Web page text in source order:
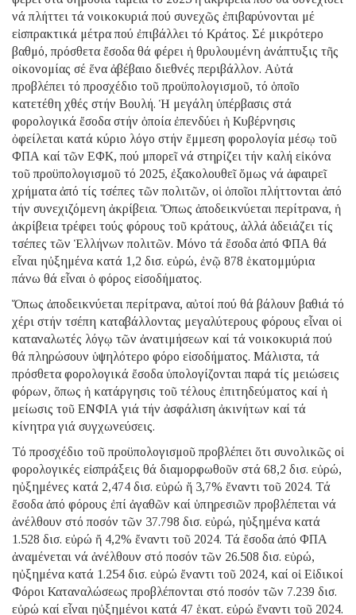
νά πλήττει τά νοικοκυριά πού συνεχῶς ἐπιβαρύνονται μέ
εἰσπρακτικά μέτρα πού ἐπιβάλλει τό Κράτος. Σέ μικρότερο
βαθμό, πρόσθετα ἔσοδα θά φέρει ἡ θρυλουμένη ἀνάπτυξις τῆς
οἰκονομίας σέ ἕνα ἀβέβαιο διεθνές περιβάλλον. Αὐτά
προβλέπει τό προσχέδιο τοῦ προϋπολογισμοῦ, τό ὁποῖο
κατετέθη χθές στήν Βουλή. Ἡ μεγάλη ὑπέρβασις στά
φορολογικά ἔσοδα στήν ὁποία ἐπενδύει ἡ Κυβέρνησις
ὀφείλεται κατά κύριο λόγο στήν ἔμμεση φορολογία μέσῳ τοῦ
ΦΠΑ καί τῶν ΕΦΚ, πού μπορεῖ νά στηρίζει τήν καλή εἰκόνα
τοῦ προϋπολογισμοῦ τό 2025, ἐξακολουθεῖ ὅμως νά ἀφαιρεῖ
χρήματα ἀπό τίς τσέπες τῶν πολιτῶν, οἱ ὁποῖοι πλήττονται ἀπό
τήν συνεχιζόμενη ἀκρίβεια. Ὅπως ἀποδεικνύεται περίτρανα, ἡ
ἀκρίβεια τρέφει τούς φόρους τοῦ κράτους, ἀλλά ἀδειάζει τίς
τσέπες τῶν Ἑλλήνων πολιτῶν. Μόνο τά ἔσοδα ἀπό ΦΠΑ θά
εἶναι ηὐξημένα κατά 1,2 δισ. εὐρώ, ἐνῷ 878 ἑκατομμύρια
πάνω θά εἶναι ὁ φόρος εἰσοδήματος.
Ὅπως ἀποδεικνύεται περίτρανα, αὐτοί πού θά βάλουν βαθιά τό
χέρι στήν τσέπη καταβάλλοντας μεγαλύτερους φόρους εἶναι οἱ
καταναλωτές λόγῳ τῶν ἀνατιμήσεων καί τά νοικοκυριά πού
θά πληρώσουν ὑψηλότερο φόρο εἰσοδήματος. Μάλιστα, τά
πρόσθετα φορολογικά ἔσοδα ὑπολογίζονται παρά τίς μειώσεις
φόρων, ὅπως ἡ κατάργησις τοῦ τέλους ἐπιτηδεύματος καί ἡ
μείωσις τοῦ ΕΝΦΙΑ γιά τήν ἀσφάλιση ἀκινήτων καί τά
κίνητρα γιά συγχωνεύσεις.
Τό προσχέδιο τοῦ προϋπολογισμοῦ προβλέπει ὅτι συνολικῶς οἱ
φορολογικές εἰσπράξεις θά διαμορφωθοῦν στά 68,2 δισ. εὐρώ,
ηὐξημένες κατά 2,474 δισ. εὐρώ ἤ 3,7% ἔναντι τοῦ 2024. Τά
ἔσοδα ἀπό φόρους ἐπί ἀγαθῶν καί ὑπηρεσιῶν προβλέπεται νά
ἀνέλθουν στό ποσόν τῶν 37.798 δισ. εὐρώ, ηὐξημένα κατά
1.528 δισ. εὐρώ ἤ 4,2% ἔναντι τοῦ 2024. Τά ἔσοδα ἀπό ΦΠΑ
ἀναμένεται νά ἀνέλθουν στό ποσόν τῶν 26.508 δισ. εὐρώ,
ηὐξημένα κατά 1.254 δισ. εὐρώ ἔναντι τοῦ 2024, καί οἱ Εἰδικοί
Φόροι Καταναλώσεως προβλέπονται στό ποσόν τῶν 7.239 δισ.
εὐρώ καί εἶναι ηὐξημένοι κατά 47 ἑκατ. εὐρώ ἔναντι τοῦ 2024.